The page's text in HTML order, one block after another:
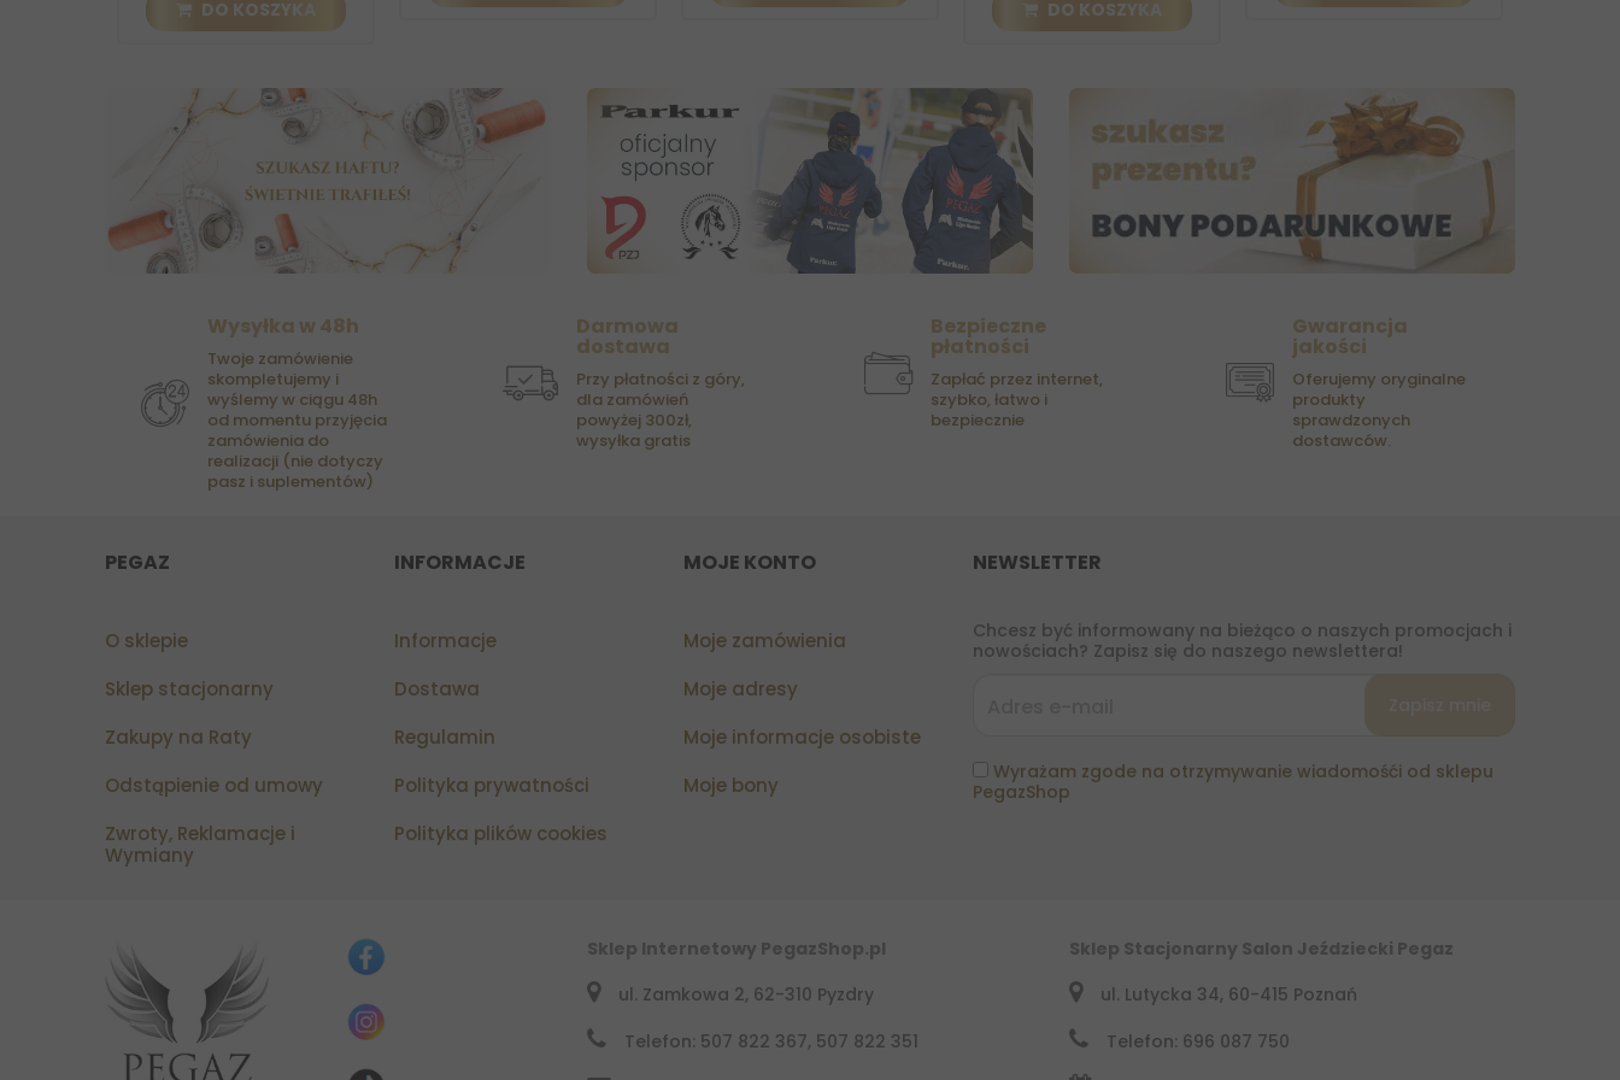
DO KOSZYKA DO KOSZYKA
Wysyłka w 48h
Twoje zamówienie
skompletujemy i
wyślemy w ciągu 48h
od momentu przyjęcia
zamówienia do
realizacji (nie dotyczy
pasz i suplementów)
Darmowa
dostawa
Przy płatności z góry,
dla zamówień
powyżej 300zł,
wysyłka gratis
Bezpieczne
płatności
Zapłać przez internet,
szybko, łatwo i
bezpiecznie
Gwarancja
jakości
Oferujemy oryginalne
produkty
sprawdzonych
dostawców.
PEGAZ
O sklepie
Sklep stacjonarny
Zakupy na Raty
Odstąpienie od umowy
Zwroty, Reklamacje i
Wymiany
INFORMACJE
Informacje
Dostawa
Regulamin
Polityka prywatności
Polityka plików cookies
MOJE KONTO
Moje zamówienia
Moje adresy
Moje informacje osobiste
Moje bony
NEWSLETTER
Chcesz być informowany na bieżąco o naszych promocjach i
nowościach? Zapisz się do naszego newslettera!
Wyrażam zgode na otrzymywanie wiadomośći od sklepu
PegazShop
Sklep Internetowy PegazShop.pl
ul. Zamkowa 2, 62-310 Pyzdry
Telefon: 507 822 367, 507 822 351
Sklep Stacjonarny Salon Jeździecki Pegaz
ul. Lutycka 34, 60-415 Poznań
Telefon: 696 087 750